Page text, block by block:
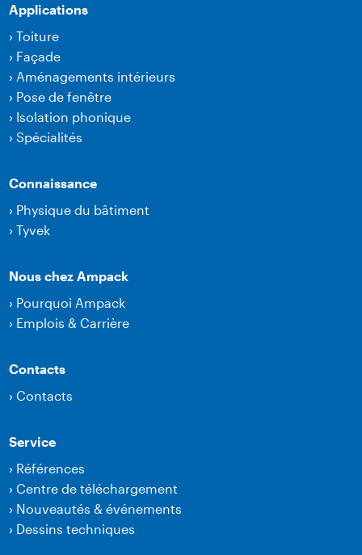
Applications
›Toiture
› Façade
› Aménagements intérieurs
› Pose de fenêtre
› Isolation phonique
›Spécialités
Connaissance
› Physique du bâtiment
›Tyvek
Nous chez Ampack
› Pourquoi Ampack
› Emplois & Carrière
Contacts
›Contacts
Service
› Références
›Centre de téléchargement
› Nouveautés & événements
› Dessins techniques